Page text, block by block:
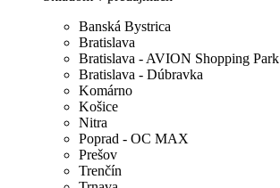
Banská Bystrica
Bratislava
Bratislava - AVION Shopping Park
Bratislava - Dúbravka
Komárno
Košice
Nitra
Poprad - OC MAX
Prešov
Trenčín